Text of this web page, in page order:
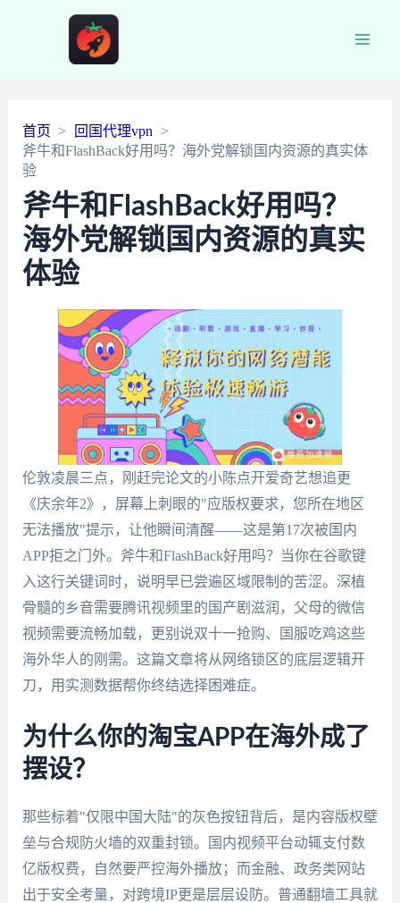
首页
回国代理vpn
斧牛和FlashBack好用吗？海外党解锁国内资源的真实体
验
斧牛和FlashBack好用吗？
海外党解锁国内资源的真实
体验
伦敦凌晨三点，刚赶完论文的小陈点开爱奇艺想追更
《庆余年2》，屏幕上刺眼的"应版权要求，您所在地区
无法播放"提示，让他瞬间清醒——这是第17次被国内
APP拒之门外。斧牛和FlashBack好用吗？当你在谷歌键
入这行关键词时，说明早已尝遍区域限制的苦涩。深植
骨髓的乡音需要腾讯视频里的国产剧滋润，父母的微信
视频需要流畅加载，更别说双十一抢购、国服吃鸡这些
海外华人的刚需。这篇文章将从网络锁区的底层逻辑开
刀，用实测数据帮你终结选择困难症。
为什么你的淘宝APP在海外成了
摆设？
那些标着"仅限中国大陆"的灰色按钮背后，是内容版权壁
垒与合规防火墙的双重封锁。国内视频平台动辄支付数
亿版权费，自然要严控海外播放；而金融、政务类网站
出于安全考量，对跨境IP更是层层设防。普通翻墙工具就